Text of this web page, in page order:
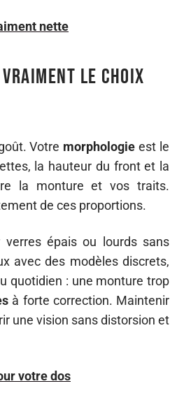
nette
le choix
Votre morphologie est le
la hauteur du front et la
la monture et vos traits.
de ces proportions.
épais ou lourds sans
avec des modèles discrets,
quotidien : une monture trop
à forte correction. Maintenir
une vision sans distorsion et
votre dos